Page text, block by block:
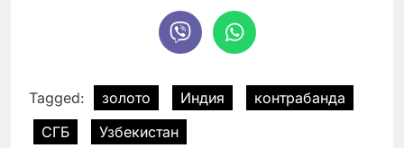
Tagged: золото Индия
контрабанда
СГБ
Узбекистан